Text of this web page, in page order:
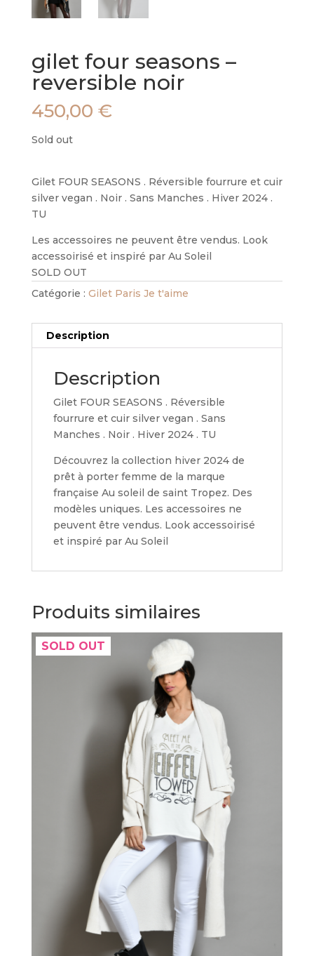
gilet four seasons –
reversible noir
450,00 €
Sold out
Gilet FOUR SEASONS . Réversible fourrure et cuir
silver vegan . Noir . Sans Manches . Hiver 2024 .
TU
Les accessoires ne peuvent être vendus. Look
accessoirisé et inspiré par Au Soleil
SOLD OUT
Catégorie : Gilet Paris Je t'aime
Description
Description
Gilet FOUR SEASONS . Réversible
fourrure et cuir silver vegan . Sans
Manches . Noir . Hiver 2024 . TU
Découvrez la collection hiver 2024 de
prêt à porter femme de la marque
française Au soleil de saint Tropez. Des
modèles uniques. Les accessoires ne
peuvent être vendus. Look accessoirisé
et inspiré par Au Soleil
Produits similaires
SOLD OUT